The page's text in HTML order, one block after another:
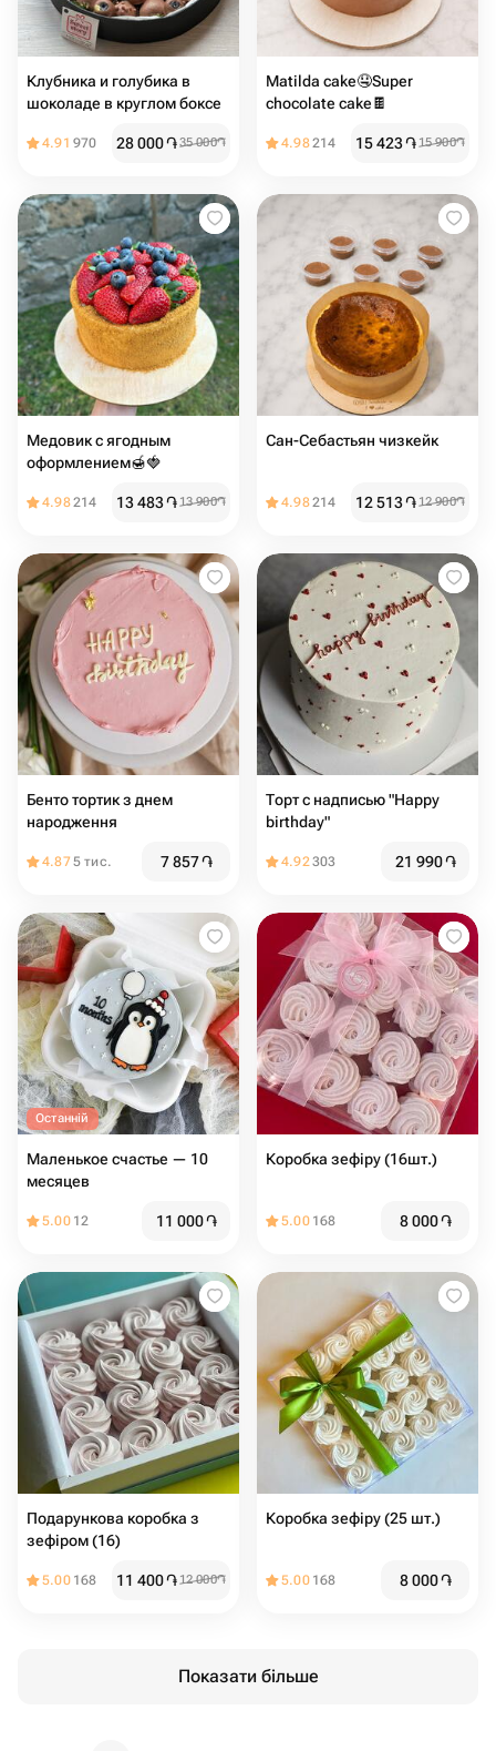
Клубника и голубика в
шоколаде в круглом боксе
4.91 970 28 000֏35 000֏
Matilda cake🤤Super
chocolate cake🍫
4.98214 15 423֏15 900֏
Медовик с ягодным
оформлением🍯🍓
4.98214 13 483֏13 900֏
Сан-Себастьян чизкейк
4.98214 12 513֏12 900֏
Бенто тортик з днем
народження
4.875 тис. 7 857֏
Торт с надписью "Happy
birthday"
4.92303 21 990֏
Останній
Маленькое счастье — 10
месяцев
5.00 12 11 000֏
Коробка зефіру (16шт.)
5.00 168 8 000֏
Подарункова коробка з
зефіром (16)
5.00 168 11 400֏12 000֏
Коробка зефіру (25 шт.)
5.00 168 8 000֏
Показати більше